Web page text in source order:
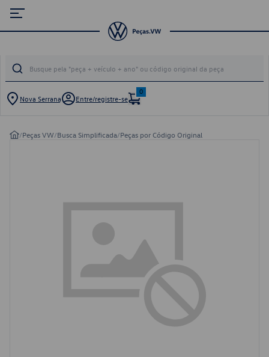
Nova Serrana Entre/registre-se
0
/Peças VW/Busca Simplificada/Peças por Código Original